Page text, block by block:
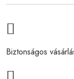
Biztonságos